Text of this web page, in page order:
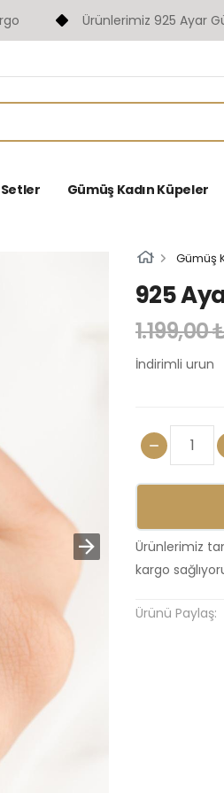
Ürünlerimiz 925 Ayar
Gümüş Kadın Küpeler
Gümüş
925
1.199,00
İndirimli urun
Ürünlerimiz
kargo
Ürünü Paylaş: